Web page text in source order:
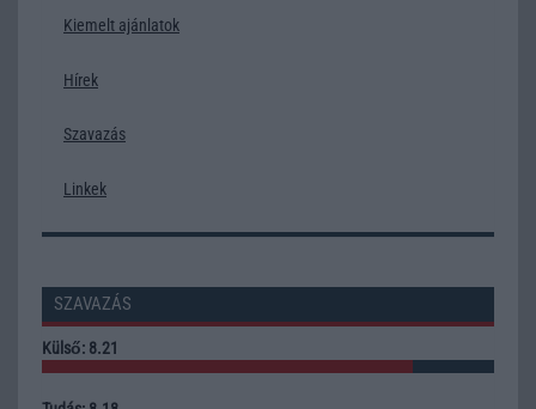
Kiemelt ajánlatok
Hírek
Szavazás
Linkek
SZAVAZÁS
Külső: 8.21